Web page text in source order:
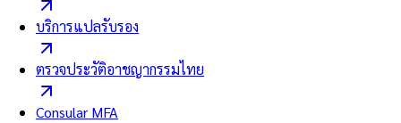
บริการแปลรับรอง
ตรวจประวัติอาชญากรรมไทย
Consular MFA